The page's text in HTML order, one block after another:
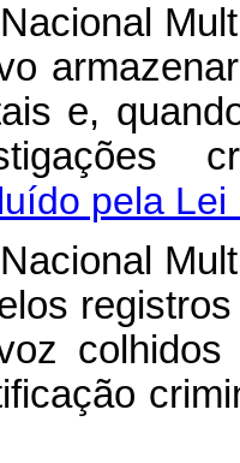
e,
pela Lei
colhidos